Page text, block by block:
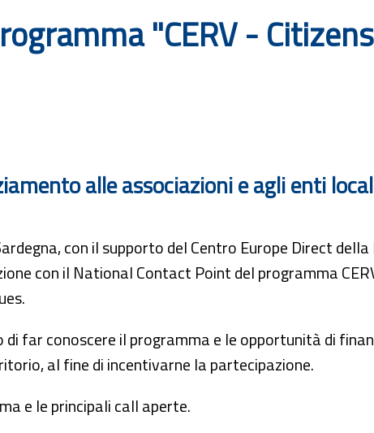
"CERV -
alle associazioni e agli enti
con il supporto del Centro Europe Direct
con il National Contact Point del programma
di far conoscere il programma e le opportunità di
al fine di incentivarne la partecipazione.
e le principali call aperte.